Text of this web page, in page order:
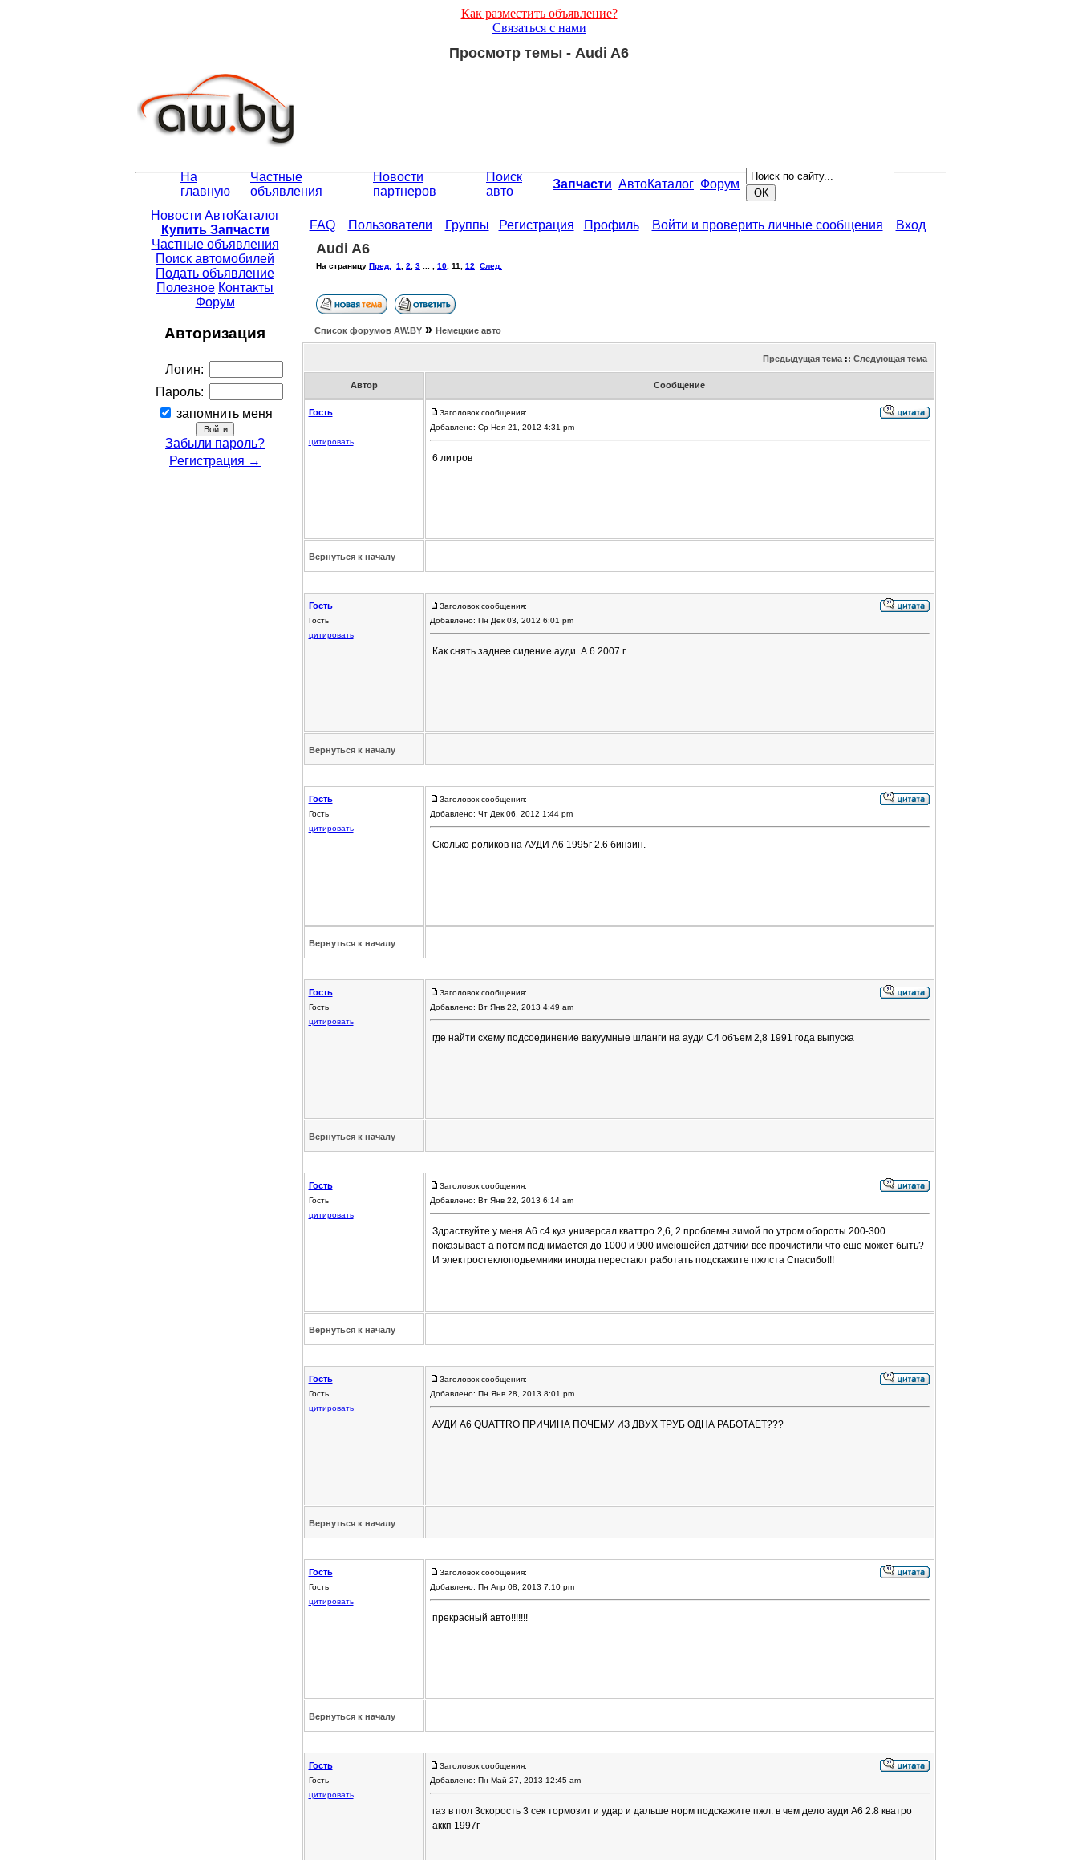
Как разместить объявление?
Связаться с нами
Просмотр темы - Audi A6
На
главную
Частные
объявления
Новости
партнеров
Поиск
авто
Запчасти АвтоКаталог Форум
Новости АвтоКаталог
Купить Запчасти
Частные объявления
Поиск автомобилей
Подать объявление
Полезное Контакты
Форум
Авторизация
Логин:
Пароль:
запомнить меня
Забыли пароль?
Регистрация →
FAQ Пользователи Группы Регистрация Профиль Войти и проверить личные сообщения Вход
Audi A6
На страницу Пред. 1 2 3 10 11 12 След.
Список форумов АW.BY» Немецкие авто
Предыдущая тема:: Следующая тема
Автор Сообщение
Гость
цитировать
Заголовок сообщения:
Добавлено: Ср Ноя 21, 2012 4:31 pm
6 литров
Вернуться к началу
Гость
Гость
цитировать
Заголовок сообщения:
Добавлено: Пн Дек 03, 2012 6:01 pm
Как снять заднее сидение ауди. А 6 2007 г
Вернуться к началу
Гость
Гость
цитировать
Заголовок сообщения:
Добавлено: Чт Дек 06, 2012 1:44 pm
Сколько роликов на АУДИ А6 1995г 2.6 бинзин.
Вернуться к началу
Гость
Гость
цитировать
Заголовок сообщения:
Добавлено: Вт Янв 22, 2013 4:49 am
где найти схему подсоединение вакуумные шланги на ауди С4 объем 2,8 1991 года выпуска
Вернуться к началу
Гость
Гость
цитировать
Заголовок сообщения:
Добавлено: Вт Янв 22, 2013 6:14 am
Здраствуйте у меня А6 с4 куз универсал кваттро 2,6, 2 проблемы зимой по утром обороты 200-300
показывает а потом поднимается до 1000 и 900 имеюшейся датчики все прочистили что еше может быть?
И электростеклоподьемники иногда перестают работать подскажите пжлста Спасибо!!!
Вернуться к началу
Гость
Гость
цитировать
Заголовок сообщения:
Добавлено: Пн Янв 28, 2013 8:01 pm
АУДИ А6 QUATTRO ПРИЧИНА ПОЧЕМУ ИЗ ДВУХ ТРУБ ОДНА РАБОТАЕТ???
Вернуться к началу
Гость
Гость
цитировать
Заголовок сообщения:
Добавлено: Пн Апр 08, 2013 7:10 pm
прекрасный авто!!!!!!!
Вернуться к началу
Гость
Гость
цитировать
Заголовок сообщения:
Добавлено: Пн Май 27, 2013 12:45 am
газ в пол 3скорость 3 сек тормозит и удар и дальше норм подскажите пжл. в чем дело ауди А6 2.8 кватро
аккп 1997г